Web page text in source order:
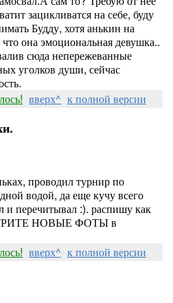
зацикливатся на себе, буду
Будду, хотя анькин на
она эмоциональная девушка..
сюда непережеванные
уголков души, сейчас
вверх^ к полной версии
проводил турнир по
водой, да еще кучу всего
и перечитывал :). распишу как
НОВЫЕ ФОТЫ в
вверх^ к полной версии